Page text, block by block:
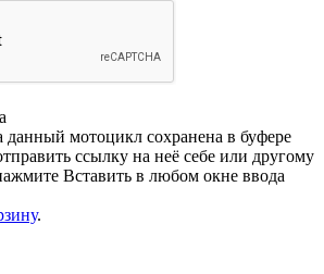
данный мотоцикл сохранена в буфере
ссылку на неё себе или другому
Вставить в любом окне ввода
.